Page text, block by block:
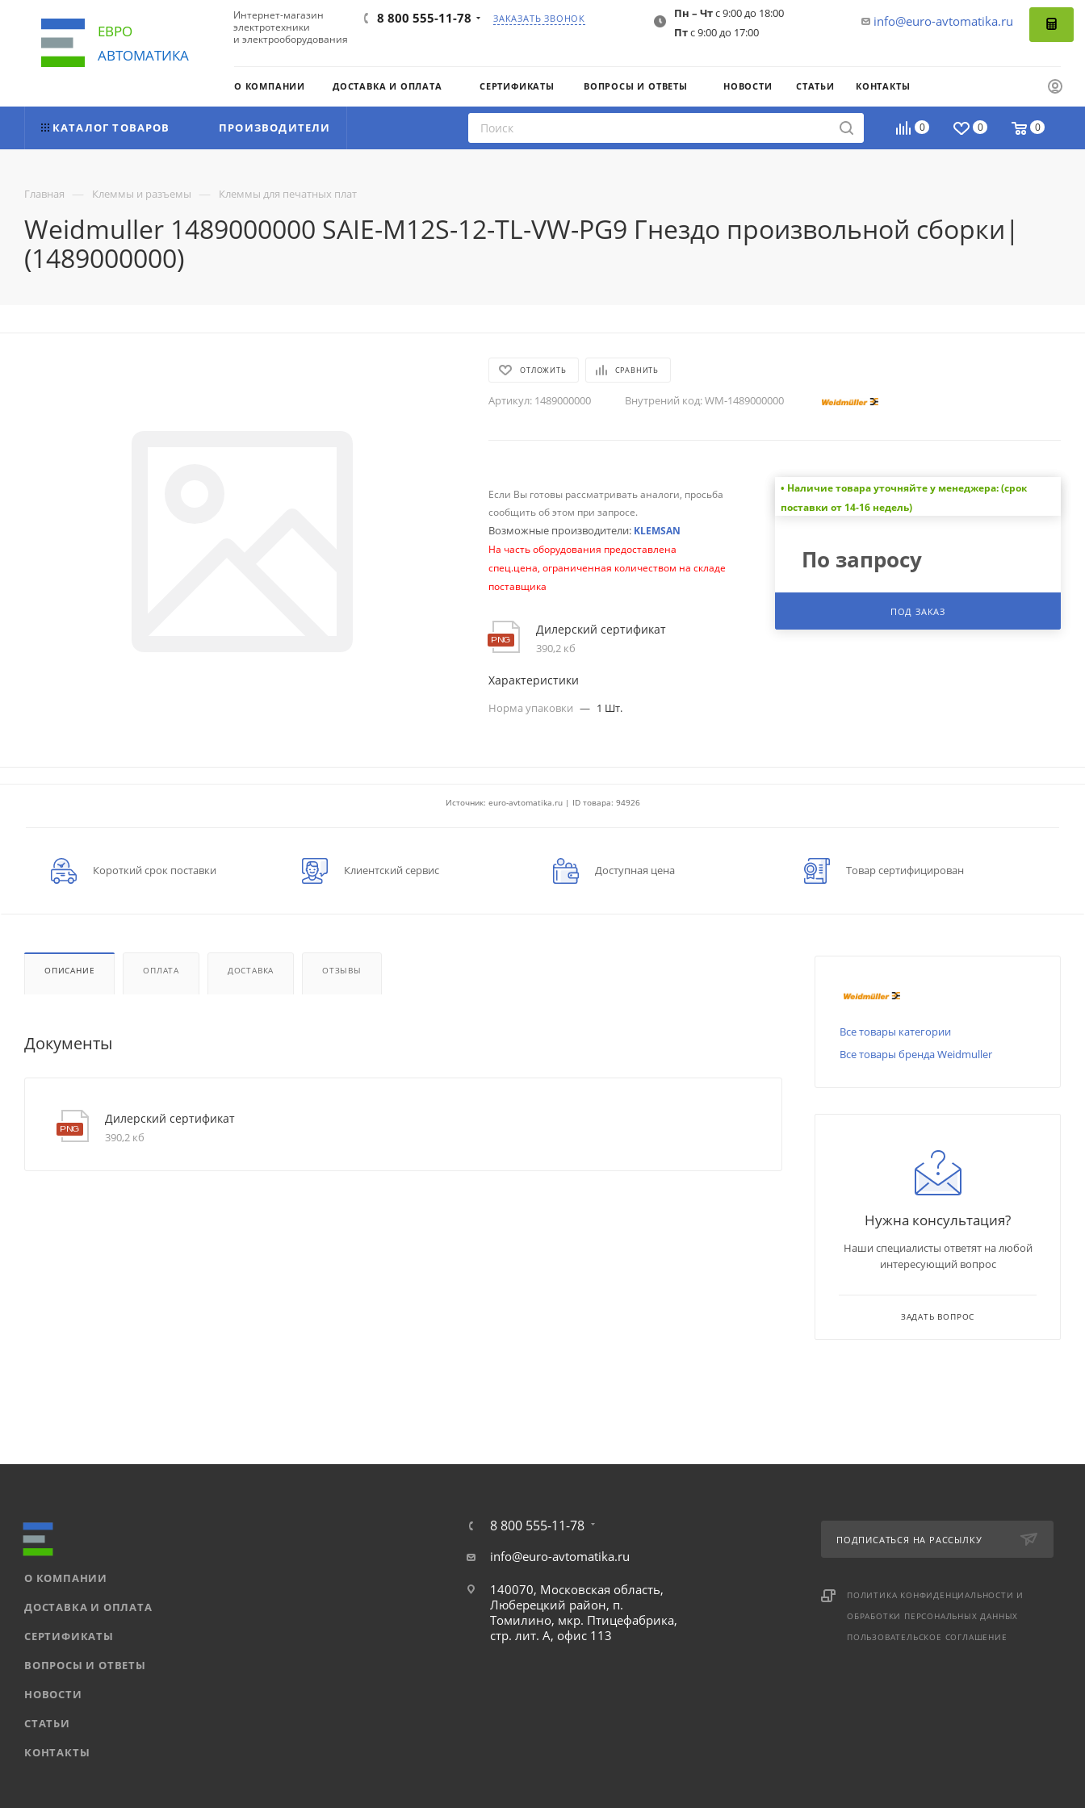
ЕВРО
АВТОМАТИКА
Интернет-магазин
электротехники
и электрооборудования
8 800 555-11-78 ЗАКАЗАТЬ ЗВОНОК info@euro-avtomatika.ru
Пн – Чтс 9:00 до 18:00
Птс 9:00 до 17:00
О КОМПАНИИ ДОСТАВКА И ОПЛАТА СЕРТИФИКАТЫ ВОПРОСЫ И ОТВЕТЫ НОВОСТИ СТАТЬИ КОНТАКТЫ
0 0 0
КАТАЛОГ ТОВАРОВ ПРОИЗВОДИТЕЛИ
Главная — Клеммы и разъемы — Клеммы для печатных плат
Weidmuller 1489000000 SAIE-M12S-12-TL-VW-PG9 Гнездо произвольной сборки|
(1489000000)
ОТЛОЖИТЬ СРАВНИТЬ
Артикул: 1489000000 Внутрений код:WM-1489000000
Если Вы готовы рассматривать аналоги, просьба
сообщить об этом при запросе.
Возможные производители: KLEMSAN
На часть оборудования предоставлена
спец.цена, ограниченная количеством на складе
поставщика
Дилерский сертификат
390,2 кб
Характеристики
Норма упаковки — 1 Шт.
• Наличие товара уточняйте у менеджера: (срок
поставки от 14-16 недель)
По запросу
ПОД ЗАКАЗ
Источник: euro-avtomatika.ru | ID товара: 94926
Короткий срок поставки Клиентский сервис Доступная цена Товар сертифицирован
ОПИСАНИЕ ОПЛАТА ДОСТАВКА ОТЗЫВЫ
Документы
Дилерский сертификат
390,2 кб
Все товары категории
Все товары бренда Weidmuller
Нужна консультация?
Наши специалисты ответят на любой
интересующий вопрос
ЗАДАТЬ ВОПРОС
О КОМПАНИИ
ДОСТАВКА И ОПЛАТА
СЕРТИФИКАТЫ
ВОПРОСЫ И ОТВЕТЫ
НОВОСТИ
СТАТЬИ
КОНТАКТЫ
8 800 555-11-78
info@euro-avtomatika.ru
140070, Московская область,
Люберецкий район, п.
Томилино, мкр. Птицефабрика,
стр. лит. А, офис 113
ПОДПИСАТЬСЯ НА РАССЫЛКУ
ПОЛИТИКА КОНФИДЕНЦИАЛЬНОСТИ И
ОБРАБОТКИ ПЕРСОНАЛЬНЫХ ДАННЫХ
ПОЛЬЗОВАТЕЛЬСКОЕ СОГЛАШЕНИЕ